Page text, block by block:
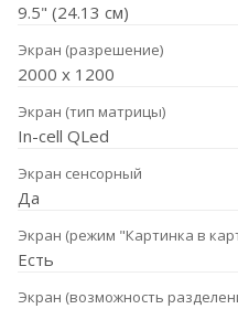
9.5" (24.13 см)
Экран (разрешение)
2000 x 1200
Экран (тип матрицы)
In-cell QLed
Экран сенсорный
Да
Экран (режим "Картинка в
Есть
Экран (возможность